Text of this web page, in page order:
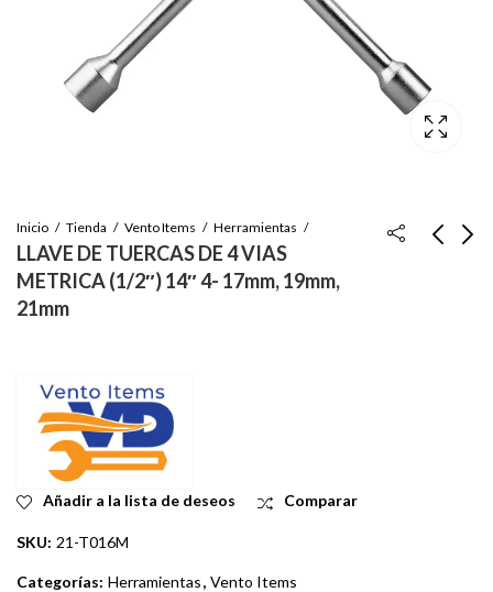
Inicio Tienda Vento Items Herramientas
LLAVE DE TUERCAS DE 4 VIAS
METRICA (1/2″) 14″ 4- 17mm, 19mm,
21mm
Añadir a la lista de deseos Comparar
SKU: 21-T016M
Categorías: Herramientas, Vento Items